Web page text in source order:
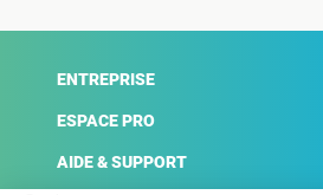
ENTREPRISE
ESPACE PRO
AIDE & SUPPORT